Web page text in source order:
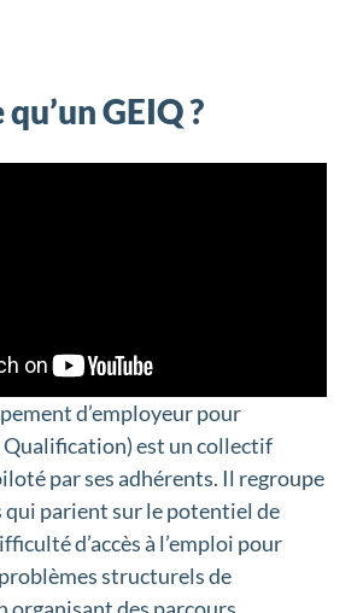
GEIQ ?
d’employeur pour
Qualification) est un collectif
par ses adhérents. Il regroupe
qui parient sur le potentiel de
d’accès à l’emploi pour
structurels de